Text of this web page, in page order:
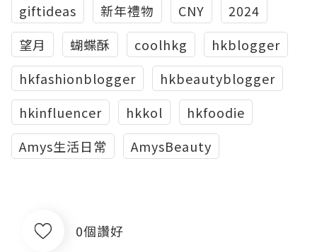
giftideas
新年禮物 CNY
2024
望月
蝴蝶酥 coolhkg
hkblogger
hkfashionblogger
hkbeautyblogger
hkinfluencer
hkkol
hkfoodie
Amys生活日常
AmysBeauty
0個讚好